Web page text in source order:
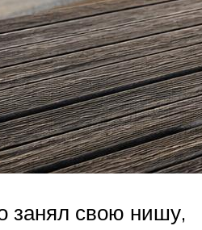
занял свою нишу,